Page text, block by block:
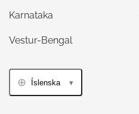
Karnataka
Vestur-Bengal
Íslenska